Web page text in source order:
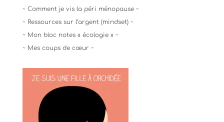
~ Comment je vis la péri ménopause ~
~ Ressources sur l’argent (mindset) ~
~ Mon bloc notes « écologie » ~
~ Mes coups de cœur ~